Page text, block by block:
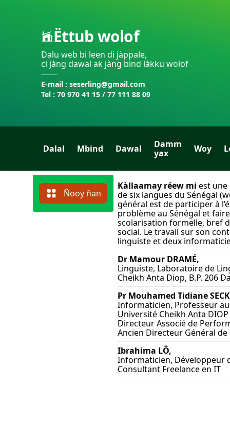
Ëttub wolof
Dalu web bi leen di jàppale,
ci jàng dawal ak jàng bind làkku wolof
E-mail : seserling@gmail.com
Tel : 70 970 41 15 / 77 111 88 09
Dalal Mbind Dawal
Damm
yax
Woy
Ñooy ñan
Kàllaamay réew mi est une
de six langues du Sénégal
général est de participer à
problème au Sénégal et
scolarisation formelle, bref
social. Le travail sur son
linguiste et deux
Dr Mamour DRAMÉ,
Linguiste, Laboratoire de
Cheikh Anta Diop, B.P. 206
Pr Mouhamed Tidiane
Informaticien, Professeur
Université Cheikh Anta
Directeur Associé de
Ancien Directeur Général de
Ibrahima LÔ,
Informaticien, Développeur
Consultant Freelance en IT